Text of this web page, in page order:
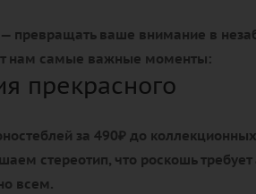
превращать ваше внимание в
нам самые важные моменты:
прекрасного
за 490₽ до
стереотип, что роскошь
всем.